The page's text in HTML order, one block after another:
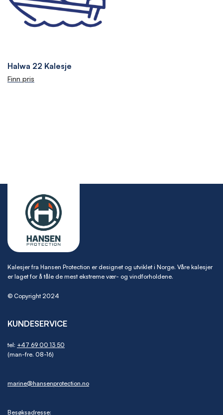
Halwa 22 Kalesje
Finn pris
Kalesjer fra Hansen Protection er designet og utviklet i Norge. Våre kalesjer
er laget for å tåle de mest ekstreme vær- og vindforholdene.
© Copyright 2024
KUNDESERVICE
tel: +47 69 00 13 50
(man-fre. 08-16)
marine@hansenprotection.no
Besøksadresse: